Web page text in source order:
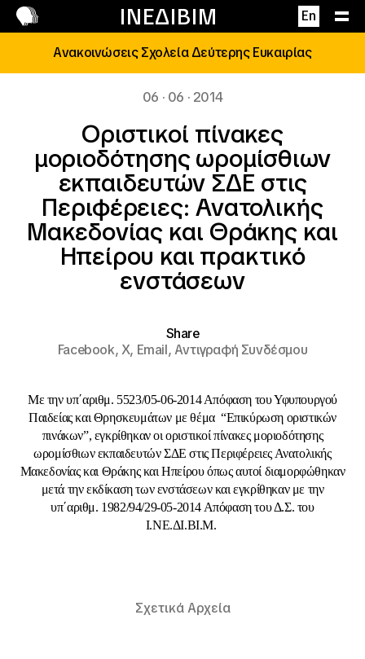
ΙΝΕΔΙΒΙΜ En
Επικοινωνία
Ανακοινώσεις Σχολεία Δεύτερης Ευκαιρίας
06 · 06 · 2014
Οριστικοί πίνακες
μοριοδότησης ωρομίσθιων
εκπαιδευτών ΣΔΕ στις
Περιφέρειες: Ανατολικής
Μακεδονίας και Θράκης και
Ηπείρου και πρακτικό
ενστάσεων
Share
Facebook,X, Email,Αντιγραφή Συνδέσμου
Με την υπ΄αριθμ. 5523/05-06-2014 Απόφαση του Υφυπουργού
Παιδείας και Θρησκευμάτων με θέμα “Επικύρωση οριστικών
πινάκων”, εγκρίθηκαν οι οριστικοί πίνακες μοριοδότησης
ωρομίσθιων εκπαιδευτών ΣΔΕ στις Περιφέρειες Ανατολικής
Μακεδονίας και Θράκης και Ηπείρου όπως αυτοί διαμορφώθηκαν
μετά την εκδίκαση των ενστάσεων και εγκρίθηκαν με την
υπ΄αριθμ. 1982/94/29-05-2014 Απόφαση του Δ.Σ. του
Ι.ΝΕ.ΔΙ.ΒΙ.Μ.
Σχετικά Αρχεία